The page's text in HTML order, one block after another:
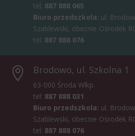
tel: 887 888 065
Biuro przedszkola: ul.
Szablewski, obecnie Ośrodek
tel: 887 888 076
 Brodowo, ul. Szkolna 1
63-000 Środa Wlkp.
tel: 887 888 031
Biuro przedszkola: ul.
Szablewski, obecnie Ośrodek
tel: 887 888 076